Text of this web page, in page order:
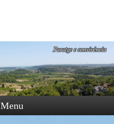
Paratge e Convivència
Menu